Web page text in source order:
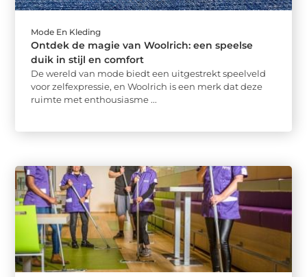
Mode En Kleding
Ontdek de magie van Woolrich: een speelse
duik in stijl en comfort
De wereld van mode biedt een uitgestrekt speelveld
voor zelfexpressie, en Woolrich is een merk dat deze
ruimte met enthousiasme ...